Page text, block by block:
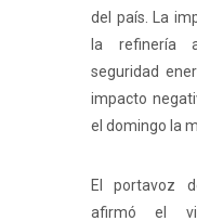
del país. La
la refinería
seguridad
impacto
el domingo la
El portavoz
afirmó el